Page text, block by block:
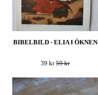
BIBELBILD - ELIA I ÖKNEN
39 kr59 kr